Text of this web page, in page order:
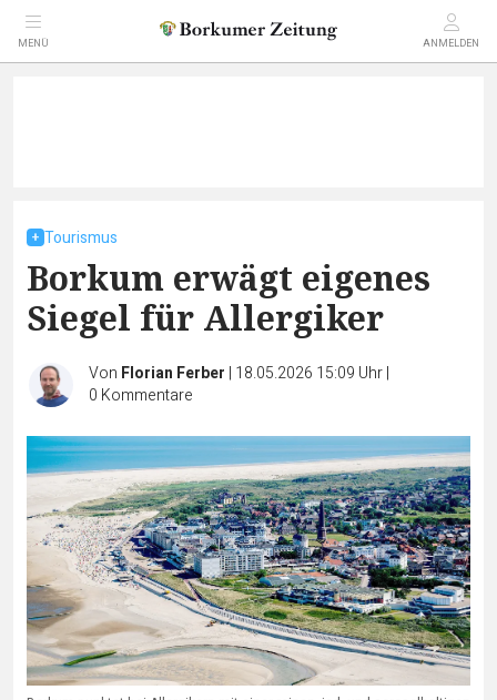
MENÜ ANMELDEN
Tourismus
Borkum erwägt eigenes
Siegel für Allergiker
Von Florian Ferber | 18.05.2026 15:09 Uhr|
0 Kommentare